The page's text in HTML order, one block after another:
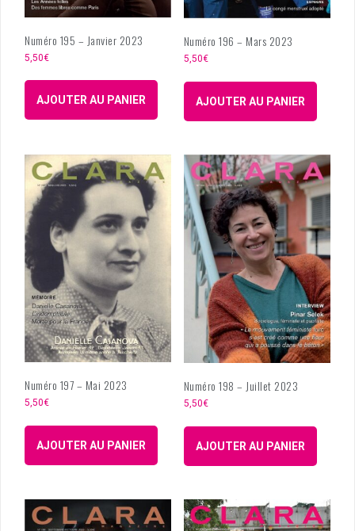
Numéro 195 – Janvier 2023
5,50€
AJOUTER AU PANIER
Numéro 196 – Mars 2023
5,50€
AJOUTER AU PANIER
Numéro 197 – Mai 2023
5,50€
AJOUTER AU PANIER
Numéro 198 – Juillet 2023
5,50€
AJOUTER AU PANIER